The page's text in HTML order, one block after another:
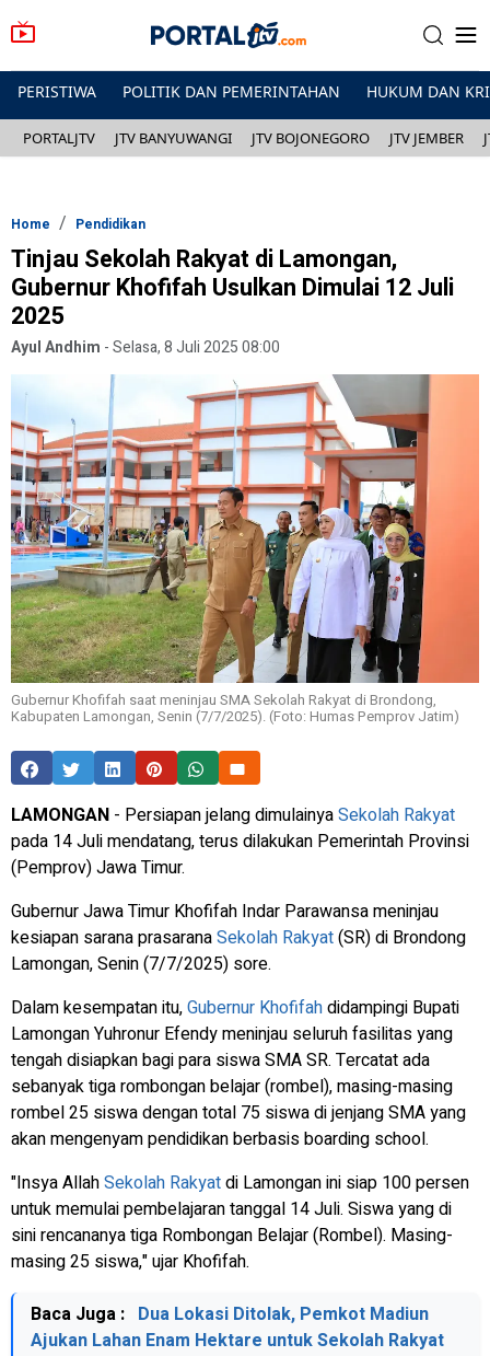
PERISTIWA POLITIK DAN PEMERINTAHAN HUKUM DAN
PORTALJTV JTV BANYUWANGI JTV BOJONEGORO JTV JEMBER
Home Pendidikan
Tinjau Sekolah Rakyat di Lamongan,
Gubernur Khofifah Usulkan Dimulai 12 Juli
2025
Ayul Andhim -Selasa, 8 Juli 2025 08:00
Gubernur Khofifah saat meninjau SMA Sekolah Rakyat di Brondong,
Kabupaten Lamongan, Senin (7/7/2025). (Foto: Humas Pemprov Jatim)
LAMONGAN - Persiapan jelang dimulainyaSekolah Rakyat
pada 14 Juli mendatang, terus dilakukan Pemerintah Provinsi
(Pemprov) Jawa Timur.
Gubernur Jawa Timur Khofifah Indar Parawansa meninjau
kesiapan sarana prasaranaSekolah Rakyat(SR) di Brondong
Lamongan, Senin (7/7/2025) sore.
Dalam kesempatan itu,Gubernur Khofifahdidampingi Bupati
Lamongan Yuhronur Efendy meninjau seluruh fasilitas yang
tengah disiapkan bagi para siswa SMA SR. Tercatat ada
sebanyak tiga rombongan belajar (rombel), masing-masing
rombel 25 siswa dengan total 75 siswa di jenjang SMA yang
akan mengenyam pendidikan berbasis boarding school.
"Insya AllahSekolah Rakyatdi Lamongan ini siap 100 persen
untuk memulai pembelajaran tanggal 14 Juli. Siswa yang di
sini rencananya tiga Rombongan Belajar (Rombel). Masing-
masing 25 siswa," ujar Khofifah.
Baca Juga : Dua Lokasi Ditolak, Pemkot Madiun
Ajukan Lahan Enam Hektare untuk Sekolah Rakyat